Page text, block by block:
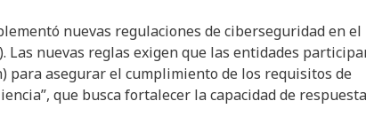
nuevas regulaciones de ciberseguridad en el
Las nuevas reglas exigen que las entidades
para asegurar el cumplimiento de los requisitos de
que busca fortalecer la capacidad de